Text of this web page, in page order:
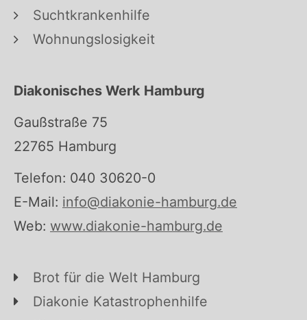
Suchtkrankenhilfe
Wohnungslosigkeit
Diakonisches Werk Hamburg
Gaußstraße 75
22765 Hamburg
Telefon: 040 30620-0
E-Mail: info@diakonie-hamburg.de
Web: www.diakonie-hamburg.de
Brot für die Welt Hamburg
Diakonie Katastrophenhilfe